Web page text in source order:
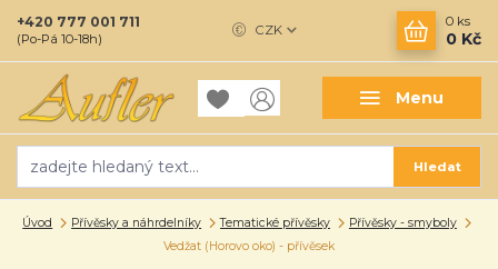
Menu
CZK
Hledat
+420 777 001 711
(Po-Pá 10-18h)
0 ks
0 Kč
Úvod Přívěsky a náhrdelníky Tematické přívěsky
Přívěsky - smyboly
Vedžat (Horovo oko) - přívěsek